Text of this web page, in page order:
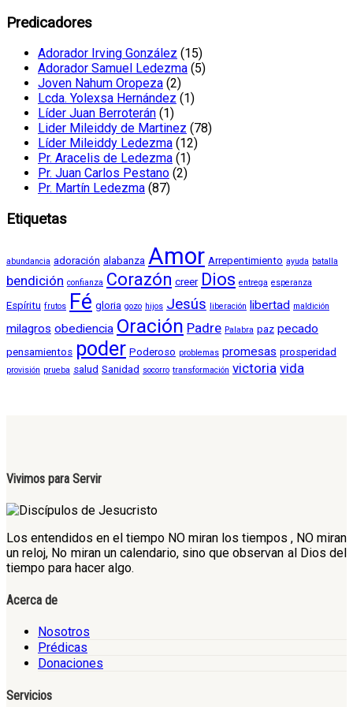
Predicadores
Adorador Irving González (15)
Adorador Samuel Ledezma (5)
Joven Nahum Oropeza (2)
Lcda. Yolexsa Hernández (1)
Líder Juan Berroterán (1)
Lider Mileiddy de Martinez (78)
Líder Mileiddy Ledezma (12)
Pr. Aracelis de Ledezma (1)
Pr. Juan Carlos Pestano (2)
Pr. Martín Ledezma (87)
Etiquetas
abundancia adoración alabanza Amor Arrepentimiento ayuda batalla
bendición confianza Corazón creer Dios entrega esperanza
Espíritu frutos Fé gloria gozo hijos Jesús liberación libertad maldición
milagros obediencia Oración Padre Palabra paz pecado
pensamientos poder Poderoso problemas promesas prosperidad
provisión prueba salud Sanidad socorro transformación victoria vida
Vivimos para Servir
Los entendidos en el tiempo NO miran los tiempos , NO miran
un reloj, No miran un calendario, sino que observan al Dios del
tiempo para hacer algo.
Acerca de
Nosotros
Prédicas
Donaciones
Servicios